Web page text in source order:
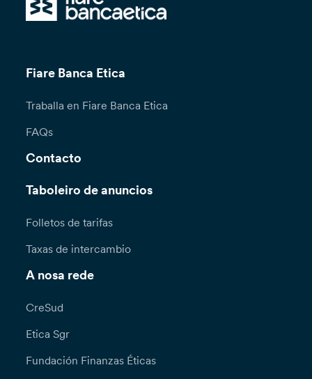
Fiare Banca Etica
Traballa en Fiare Banca Etica
FAQs
Contacto
Taboleiro de anuncios
Folletos de tarifas
Taxas de intercambio
A nosa rede
CreSud
Etica Sgr
Fundación Finanzas Éticas